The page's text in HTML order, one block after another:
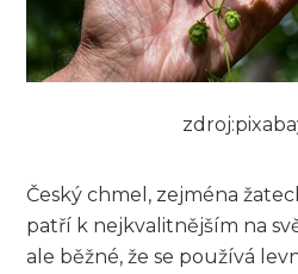
Český chmel, zejména
patří k nejkvalitnějším na
ale běžné, že se používá